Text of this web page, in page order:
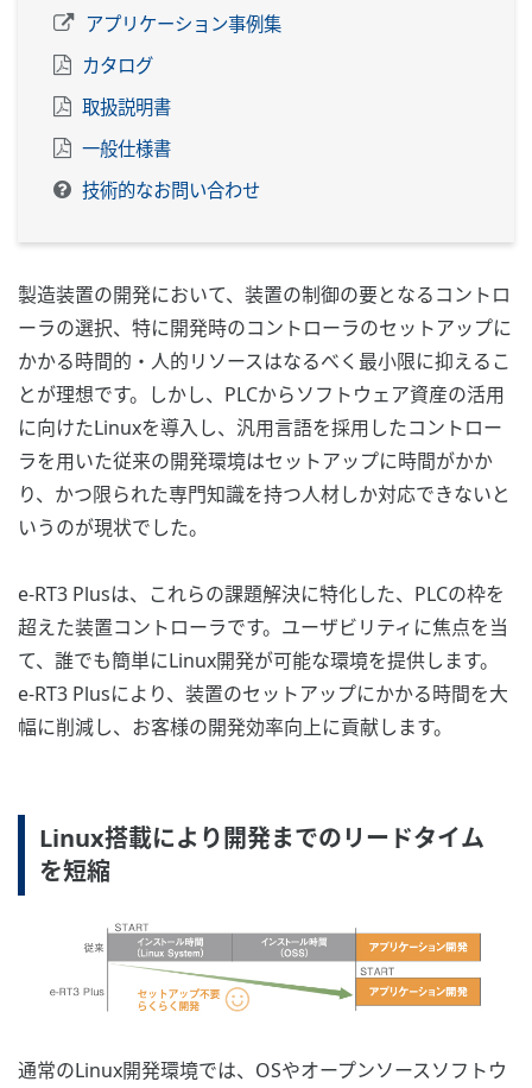
アプリケーション事例集
カタログ
取扱説明書
一般仕様書
技術的なお問い合わせ
製造装置の開発において、装置の制御の要となるコントロ
ーラの選択、特に開発時のコントローラのセットアップに
かかる時間的・人的リソースはなるべく最小限に抑えるこ
とが理想です。しかし、PLCからソフトウェア資産の活用
に向けたLinuxを導入し、汎用言語を採用したコントロー
ラを用いた従来の開発環境はセットアップに時間がかか
り、かつ限られた専門知識を持つ人材しか対応できないと
いうのが現状でした。
e-RT3 Plusは、これらの課題解決に特化した、PLCの枠を
超えた装置コントローラです。ユーザビリティに焦点を当
て、誰でも簡単にLinux開発が可能な環境を提供します。
e-RT3 Plusにより、装置のセットアップにかかる時間を大
幅に削減し、お客様の開発効率向上に貢献します。
Linux搭載により開発までのリードタイム
を短縮
通常のLinux開発環境では、OSやオープンソースソフトウ